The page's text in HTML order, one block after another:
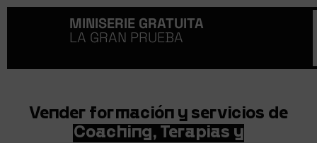
MINISERIE GRATUITA
LA GRAN PRUEBA
Vender formación y servicios de
Coaching, Terapias y